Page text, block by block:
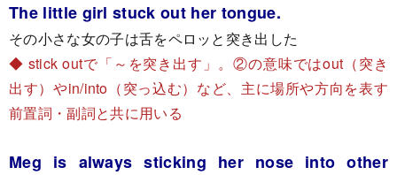
The little girl stuck out her tongue.
その小さな女の子は舌をペロッと突き出した
◆ stick outで「～を突き出す」。②の意味ではout（突き
出す）やin/into（突っ込む）など、主に場所や方向を表す
前置詞・副詞と共に用いる
Meg is always sticking her nose into other